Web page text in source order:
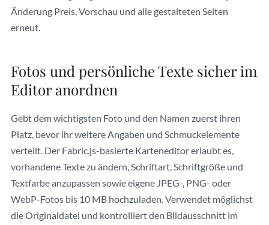
Änderung Preis, Vorschau und alle gestalteten Seiten
erneut.
Fotos und persönliche Texte sicher im
Editor anordnen
Gebt dem wichtigsten Foto und den Namen zuerst ihren
Platz, bevor ihr weitere Angaben und Schmuckelemente
verteilt. Der Fabric.js-basierte Karteneditor erlaubt es,
vorhandene Texte zu ändern, Schriftart, Schriftgröße und
Textfarbe anzupassen sowie eigene JPEG-, PNG- oder
WebP-Fotos bis 10 MB hochzuladen. Verwendet möglichst
die Originaldatei und kontrolliert den Bildausschnitt im